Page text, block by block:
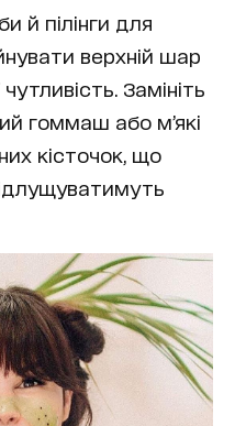
й пілінги для
верхній шар
Замініть
гоммаш або м’які
кісточок, що